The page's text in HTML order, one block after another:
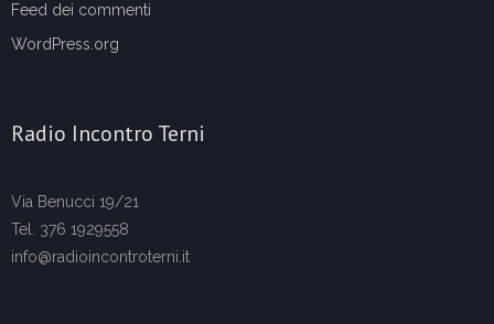
Feed dei commenti
WordPress.org
Radio Incontro Terni
Via Benucci 19/21
Tel. 376 1929558
info@radioincontroterni.it